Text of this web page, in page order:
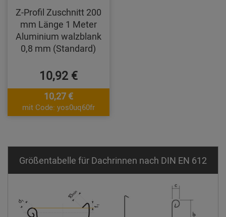
Z-Profil Zuschnitt 200
mm Länge 1 Meter
Aluminium walzblank
0,8 mm (Standard)
10,92 €
10,27 €
mit Code: yos0uq60fr
Größentabelle für Dachrinnen nach DIN EN 612